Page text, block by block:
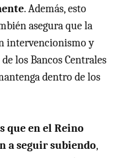
. Además, esto
asegura que la
intervencionismo y
los Bancos Centrales
dentro de los
que en el Reino
a seguir subiendo,